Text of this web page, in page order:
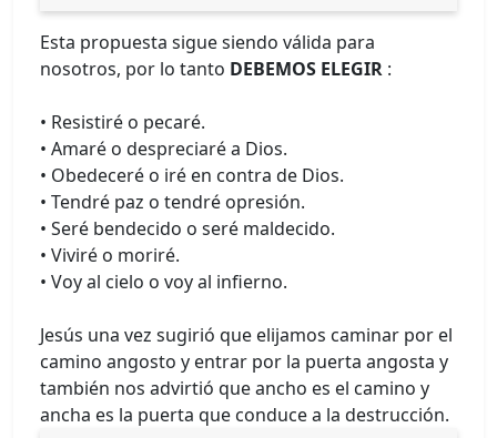
Esta propuesta sigue siendo válida para
nosotros, por lo tanto DEBEMOS ELEGIR :
• Resistiré o pecaré.
• Amaré o despreciaré a Dios.
• Obedeceré o iré en contra de Dios.
• Tendré paz o tendré opresión.
• Seré bendecido o seré maldecido.
• Viviré o moriré.
• Voy al cielo o voy al infierno.
Jesús una vez sugirió que elijamos caminar por el
camino angosto y entrar por la puerta angosta y
también nos advirtió que ancho es el camino y
ancha es la puerta que conduce a la destrucción.